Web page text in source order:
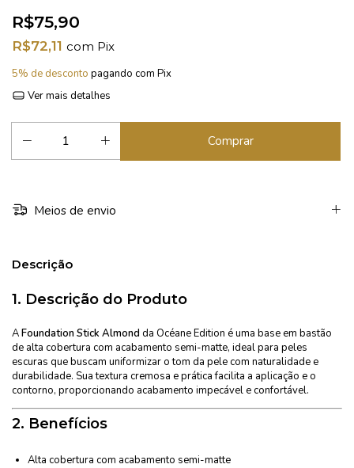
R$75,90
R$72,11 com Pix
5% de desconto pagando com Pix
Ver mais detalhes
Meios de envio
Descrição
1. Descrição do Produto
AFoundation Stick Almond da Océane Edition é uma base em bastão
de alta cobertura com acabamento semi-matte, ideal para peles
escuras que buscam uniformizar o tom da pele com naturalidade e
durabilidade. Sua textura cremosa e prática facilita a aplicação e o
contorno, proporcionando acabamento impecável e confortável.
2. Benefícios
Alta cobertura com acabamento semi-matte